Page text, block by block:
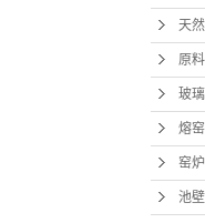
天
原
玻
熔
窑
池